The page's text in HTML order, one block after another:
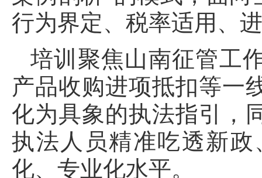
行为界定、税率适用、
培训聚焦山南征管工
产品收购进项抵扣等一
化为具象的执法指引，
执法人员精准吃透新
化、专业化水平。